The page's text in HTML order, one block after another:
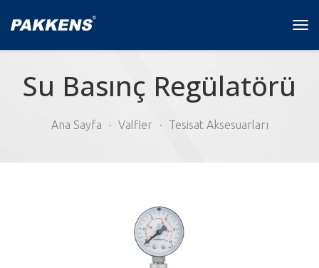
Su Basınç Regülatörü
Ana Sayfa Valfler Tesisat Aksesuarları